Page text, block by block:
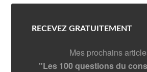
RECEVEZ GRATUITEMENT
Mes prochains
"Les 100 questions du